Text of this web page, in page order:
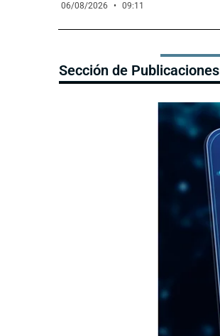
06/08/2026 09:11
Sección de Publicaciones